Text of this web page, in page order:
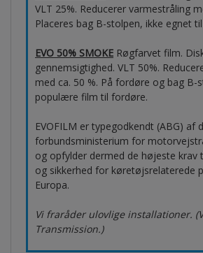
VLT 25%. Reducerer varmestråling
Placeres bag B-stolpen, ikke egnet
EVO 50% SMOKE Røgfarvet film.
gennemsigtighed. VLT 50%.
med ca. 50 %. På fordøre og bag B-
populære film til fordøre.
EVOFILM er typegodkendt (ABG) af
forbundsministerium for
og opfylder dermed de højeste krav
og sikkerhed for køretøjsrelaterede
Europa.
Vi fraråder ulovlige installationer.
Transmission.)